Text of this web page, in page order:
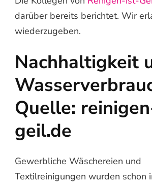
darüber bereits berichtet. Wir
wiederzugeben.
Nachhaltigkeit
Quelle:
geil.de
Gewerbliche Wäschereien und
Textilreinigungen wurden schon